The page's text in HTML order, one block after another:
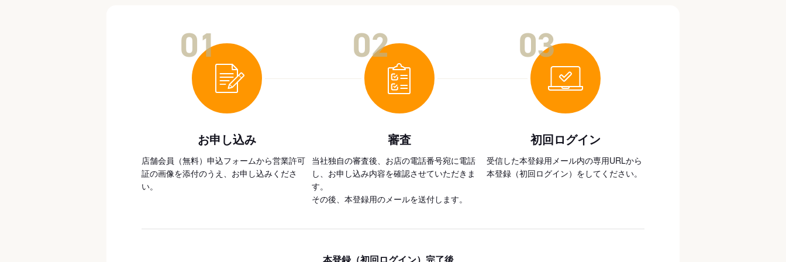
お申し込み
店舗会員（無料）申込フォームから営業許可
証の画像を添付のうえ、お申し込みくださ
い。
審査
当社独自の審査後、お店の電話番号宛に電話
し、お申し込み内容を確認させていただきま
す。
その後、本登録用のメールを送付します。
初回ログイン
受信した本登録用メール内の専用URLから
本登録（初回ログイン）をしてください。